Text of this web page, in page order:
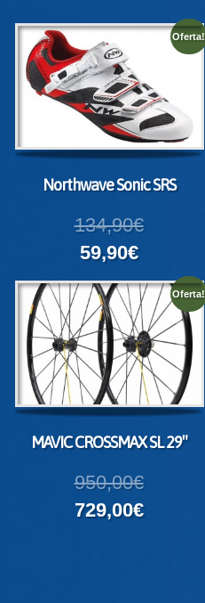
Oferta!
Northwave Sonic SRS
134,90€
59,90€
Oferta!
MAVIC CROSSMAX SL 29″
950,00€
729,00€